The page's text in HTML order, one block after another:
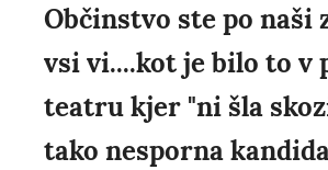
Občinstvo ste po naši
vsi vi....kot je bilo to v
teatru kjer "ni šla
tako nesporna